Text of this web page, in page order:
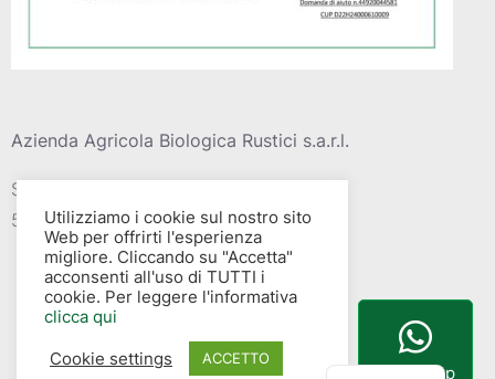
Azienda Agricola Biologica Rustici s.a.r.l.
Strada vic. Della barca del grazi, 4
58015 – Albinia (GR)
Utilizziamo i cookie sul nostro sito
Web per offrirti l'esperienza
migliore. Cliccando su "Accetta"
acconsenti all'uso di TUTTI i
cookie. Per leggere l'informativa
clicca qui
Cookie settings
ACCETTO
WhatsApp
English